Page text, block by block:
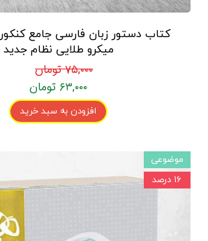
کتاب دستور زبان فارسی جامع
میکرو طلایی نظام جدید
۷۵,۰۰۰ تومان
۶۳,۰۰۰ تومان
افزودن به سبد خرید
موضوعی
۱۶ درصد